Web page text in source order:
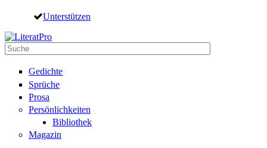
Direkt zum Inhalt
Unterstützen
Suche
Gedichte
Sprüche
Prosa
Persönlichkeiten
Bibliothek
Magazin